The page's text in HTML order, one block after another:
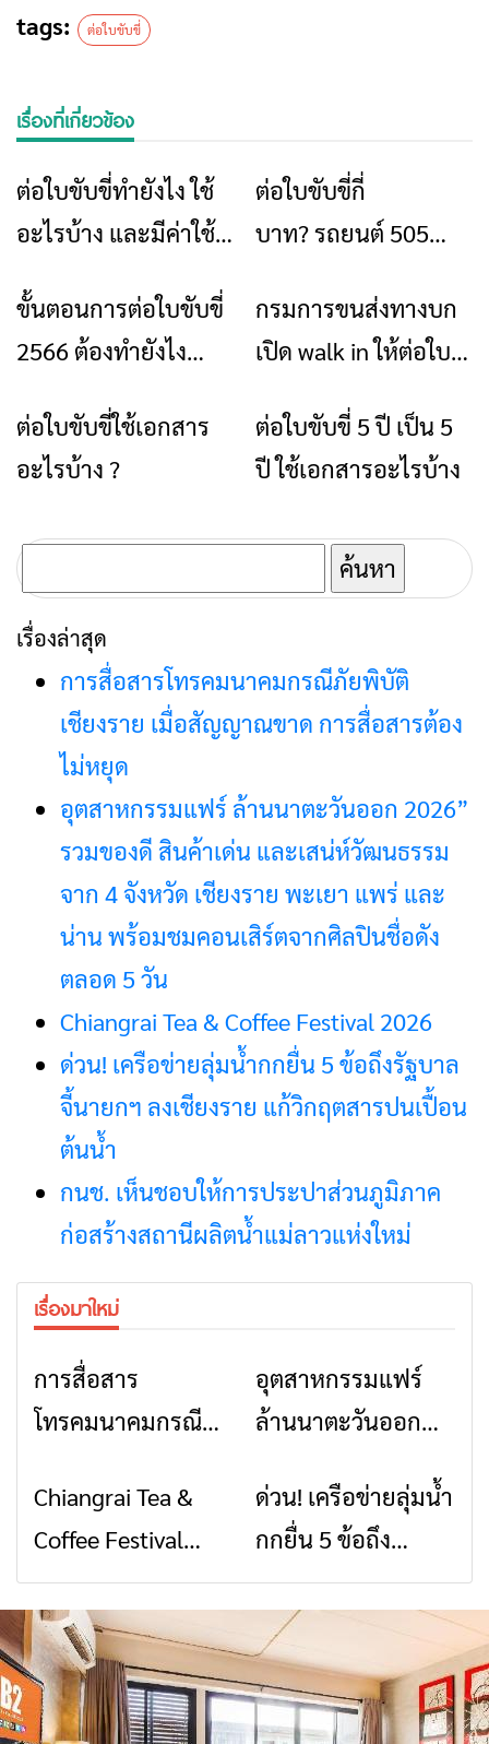
tags: ต่อใบขับขี่
เรื่องที่เกี่ยวข้อง
ข่าวเชียงราย
ต่อใบขับขี่ทำยังไง ใช้
อะไรบ้าง และมีค่าใช้
เลย
ต่อใบขับขี่กี่
บาท? รถยนต์ 505
255 บาท
ข่าวเชียงราย
ขั้นตอนการต่อใบขับขี่
2566 ต้องทำยังไง
บ้าง
ข่าวเชียงราย
กรมการขนส่งทางบก
เปิด walk in ให้ต่อใบ
ข่าวเชียงราย
ต่อใบขับขี่ใช้เอกสาร
อะไรบ้าง ?
ข่าวเชียงราย
ต่อใบขับขี่ 5 ปี เป็น 5
ปี ใช้เอกสารอะไรบ้าง
ค้นหา
สำหรับ:
เรื่องล่าสุด
การสื่อสารโทรคมนาคมกรณีภัยพิบัติ
เชียงราย เมื่อสัญญาณขาด การสื่อสารต้อง
ไม่หยุด
อุตสาหกรรมแฟร์ ล้านนาตะวันออก 2026”
รวมของดี สินค้าเด่น และเสน่ห์วัฒนธรรม
จาก 4 จังหวัด เชียงราย พะเยา แพร่ และ
น่าน พร้อมชมคอนเสิร์ตจากศิลปินชื่อดัง
ตลอด 5 วัน
Chiangrai Tea & Coffee Festival 2026
ด่วน! เครือข่ายลุ่มน้ำกกยื่น 5 ข้อถึงรัฐบาล
จี้นายกฯ ลงเชียงราย แก้วิกฤตสารปนเปื้อน
ต้นน้ำ
กนช. เห็นชอบให้การประปาส่วนภูมิภาค
ก่อสร้างสถานีผลิตน้ำแม่ลาวแห่งใหม่
เรื่องมาใหม่
การสื่อสาร
โทรคมนาคมกรณีภัย
สัญญาณขาด การ
สื่อสารต้องไม่หยุด
ข่าวเชียงราย
อุตสาหกรรมแฟร์
ล้านนาตะวันออก
สินค้าเด่น และเสน่ห์
วัฒนธรรมจาก 4
จังหวัด เชียงราย
พะเยา แพร่ และ
น่าน พร้อมชม
คอนเสิร์ตจากศิลปิน
ข่าวเชียงราย
Chiangrai Tea &
Coffee Festival
2026
ข่าวเชียงราย
ด่วน! เครือข่ายลุ่มน้ำ
กกยื่น 5 ข้อถึง
รัฐบาล จี้นายกฯ ลง
เชียงราย แก้วิกฤต
สารปนเปื้อนต้นน้ำ